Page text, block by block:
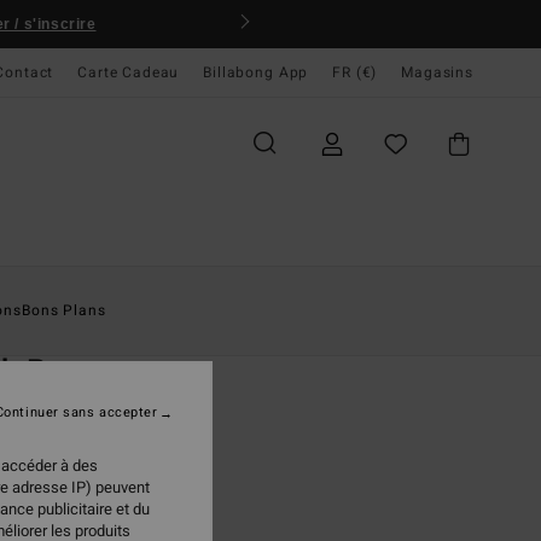
/ s'inscrire
Carte Cadeau Billabong App FR (€) Magasins
Bons Plans
Po
Blanc Homme
€
à des
adresse IP) peuvent
publicitaire et du
les produits
sans accepter